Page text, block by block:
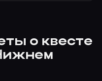
о квесте